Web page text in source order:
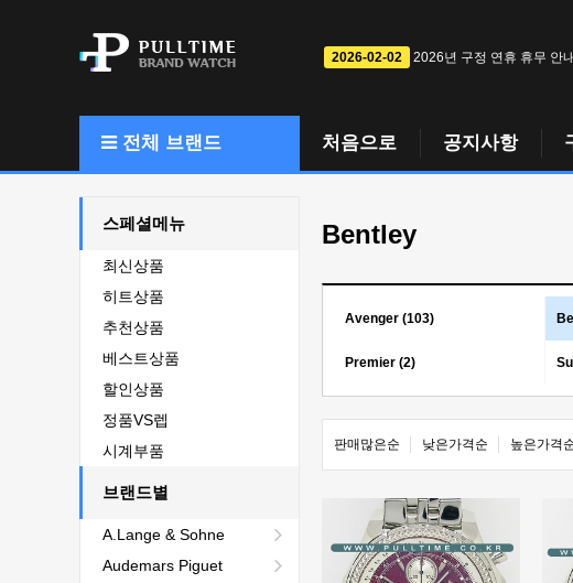
2026-02-02 2026년 구정 연휴 휴무 안내
전체 브랜드 처음으로 공지사항
스페셜메뉴
최신상품
히트상품
추천상품
베스트상품
할인상품
정품VS렙
시계부품
브랜드별
A.Lange & Sohne
Audemars Piguet
Bentley
Avenger (103)
Premier (2)
판매많은순 낮은가격순 높은가격